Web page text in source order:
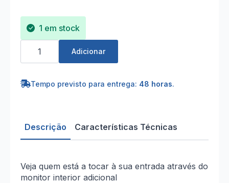
1 em stock
Quantidade
Monitor
para
Adicionar
Tempo previsto para entrega: 48 horas.
Descrição Características Técnicas
Veja quem está a tocar à sua entrada através do
monitor interior adicional